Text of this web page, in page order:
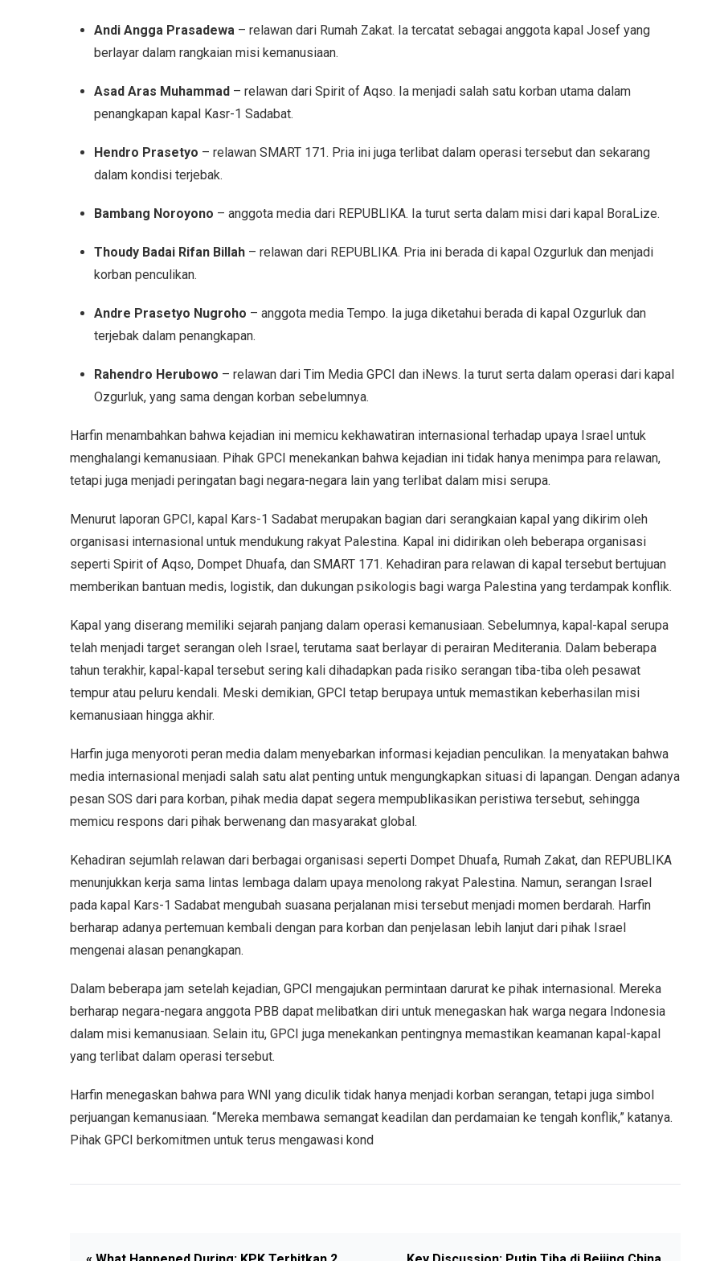
Andi Angga Prasadewa – relawan dari Rumah Zakat. Ia tercatat sebagai anggota kapal Josef yang
berlayar dalam rangkaian misi kemanusiaan.
Asad Aras Muhammad – relawan dari Spirit of Aqso. Ia menjadi salah satu korban utama dalam
penangkapan kapal Kasr-1 Sadabat.
Hendro Prasetyo – relawan SMART 171. Pria ini juga terlibat dalam operasi tersebut dan sekarang
dalam kondisi terjebak.
Bambang Noroyono – anggota media dari REPUBLIKA. Ia turut serta dalam misi dari kapal BoraLize.
Thoudy Badai Rifan Billah – relawan dari REPUBLIKA. Pria ini berada di kapal Ozgurluk dan menjadi
korban penculikan.
Andre Prasetyo Nugroho – anggota media Tempo. Ia juga diketahui berada di kapal Ozgurluk dan
terjebak dalam penangkapan.
Rahendro Herubowo – relawan dari Tim Media GPCI dan iNews. Ia turut serta dalam operasi dari kapal
Ozgurluk, yang sama dengan korban sebelumnya.
Harfin menambahkan bahwa kejadian ini memicu kekhawatiran internasional terhadap upaya Israel untuk
menghalangi kemanusiaan. Pihak GPCI menekankan bahwa kejadian ini tidak hanya menimpa para relawan,
tetapi juga menjadi peringatan bagi negara-negara lain yang terlibat dalam misi serupa.
Menurut laporan GPCI, kapal Kars-1 Sadabat merupakan bagian dari serangkaian kapal yang dikirim oleh
organisasi internasional untuk mendukung rakyat Palestina. Kapal ini didirikan oleh beberapa organisasi
seperti Spirit of Aqso, Dompet Dhuafa, dan SMART 171. Kehadiran para relawan di kapal tersebut bertujuan
memberikan bantuan medis, logistik, dan dukungan psikologis bagi warga Palestina yang terdampak konflik.
Kapal yang diserang memiliki sejarah panjang dalam operasi kemanusiaan. Sebelumnya, kapal-kapal serupa
telah menjadi target serangan oleh Israel, terutama saat berlayar di perairan Mediterania. Dalam beberapa
tahun terakhir, kapal-kapal tersebut sering kali dihadapkan pada risiko serangan tiba-tiba oleh pesawat
tempur atau peluru kendali. Meski demikian, GPCI tetap berupaya untuk memastikan keberhasilan misi
kemanusiaan hingga akhir.
Harfin juga menyoroti peran media dalam menyebarkan informasi kejadian penculikan. Ia menyatakan bahwa
media internasional menjadi salah satu alat penting untuk mengungkapkan situasi di lapangan. Dengan adanya
pesan SOS dari para korban, pihak media dapat segera mempublikasikan peristiwa tersebut, sehingga
memicu respons dari pihak berwenang dan masyarakat global.
Kehadiran sejumlah relawan dari berbagai organisasi seperti Dompet Dhuafa, Rumah Zakat, dan REPUBLIKA
menunjukkan kerja sama lintas lembaga dalam upaya menolong rakyat Palestina. Namun, serangan Israel
pada kapal Kars-1 Sadabat mengubah suasana perjalanan misi tersebut menjadi momen berdarah. Harfin
berharap adanya pertemuan kembali dengan para korban dan penjelasan lebih lanjut dari pihak Israel
mengenai alasan penangkapan.
Dalam beberapa jam setelah kejadian, GPCI mengajukan permintaan darurat ke pihak internasional. Mereka
berharap negara-negara anggota PBB dapat melibatkan diri untuk menegaskan hak warga negara Indonesia
dalam misi kemanusiaan. Selain itu, GPCI juga menekankan pentingnya memastikan keamanan kapal-kapal
yang terlibat dalam operasi tersebut.
Harfin menegaskan bahwa para WNI yang diculik tidak hanya menjadi korban serangan, tetapi juga simbol
perjuangan kemanusiaan. “Mereka membawa semangat keadilan dan perdamaian ke tengah konflik,” katanya.
Pihak GPCI berkomitmen untuk terus mengawasi kond